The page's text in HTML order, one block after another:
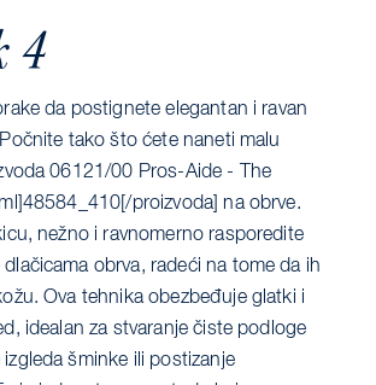
4
da postignete elegantan i ravan
tako što ćete naneti malu
06121/00 Pros-Aide - The
proizvoda] na obrve.
nežno i ravnomerno rasporedite
obrva, radeći na tome da ih
Ova tehnika obezbeđuje glatki i
idealan za stvaranje čiste podloge
šminke ili postizanje